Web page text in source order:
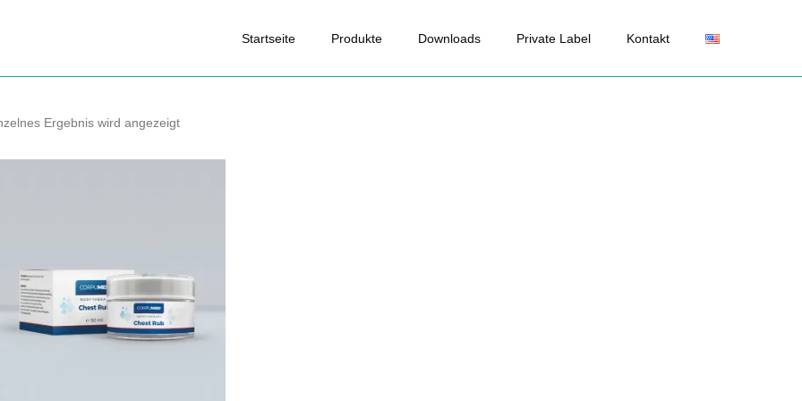
Startseite Produkte Downloads Private Label Kontakt
Ergebnis wird angezeigt